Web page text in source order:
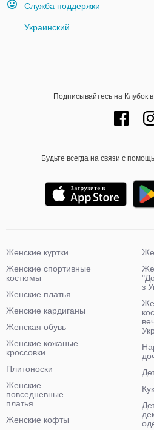
Служба поддержки
Украинский
Подписывайтесь на Клубок
Будьте всегда на связи с
Женские куртки
Женские спортивные
костюмы
Женские платья
Женские кардиганы
Женская обувь
Женские кожаные
кроссовки
Плитоноски
Женские
повседневные
платья
Женские кофты
з